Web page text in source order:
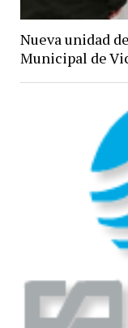
Nueva unidad
Municipal de